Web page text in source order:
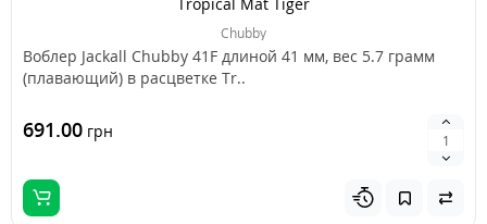
Chubby
Воблер Jackall Chubby 41F длиной 41 мм, вес 5.7 грамм
(плавающий) в расцветке Tr..
691.00 грн